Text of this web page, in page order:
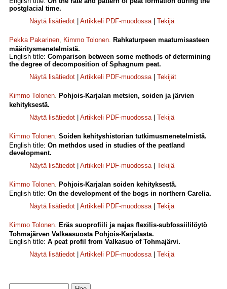
postglacial time.
Näytä lisätiedot
Artikkeli PDF-muodossa| Tekijä
Pekka Pakarinen, Kimmo Tolonen. Rahkaturpeen maatumisasteen
määritysmenetelmistä.
English title: Comparison between some methods of determining
the degree of decomposition of Sphagnum peat.
Näytä lisätiedot
Artikkeli PDF-muodossa| Tekijät
Kimmo Tolonen. Pohjois-Karjalan metsien, soiden ja järvien
kehityksestä.
Näytä lisätiedot
Artikkeli PDF-muodossa| Tekijä
Kimmo Tolonen. Soiden kehityshistorian tutkimusmenetelmistä.
English title: On methdos used in studies of the peatland
development.
Näytä lisätiedot
Artikkeli PDF-muodossa| Tekijä
Kimmo Tolonen. Pohjois-Karjalan soiden kehityksestä.
English title: On the development of the bogs in northern Carelia.
Näytä lisätiedot
Artikkeli PDF-muodossa| Tekijä
Kimmo Tolonen. Eräs suoprofiili ja najas flexilis-subfossiililöytö
Tohmajärven Valkeasuosta Pohjois-Karjalasta.
English title: A peat profil from Valkasuo of Tohmajärvi.
Näytä lisätiedot
Artikkeli PDF-muodossa| Tekijä